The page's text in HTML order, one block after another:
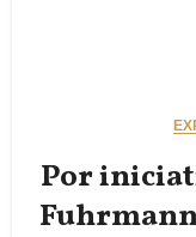
Por